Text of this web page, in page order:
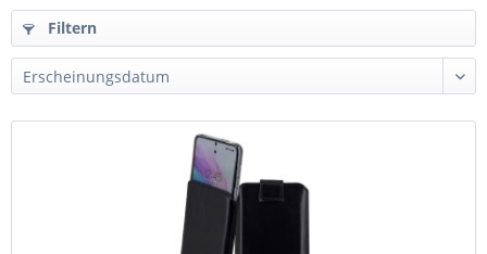
Filtern